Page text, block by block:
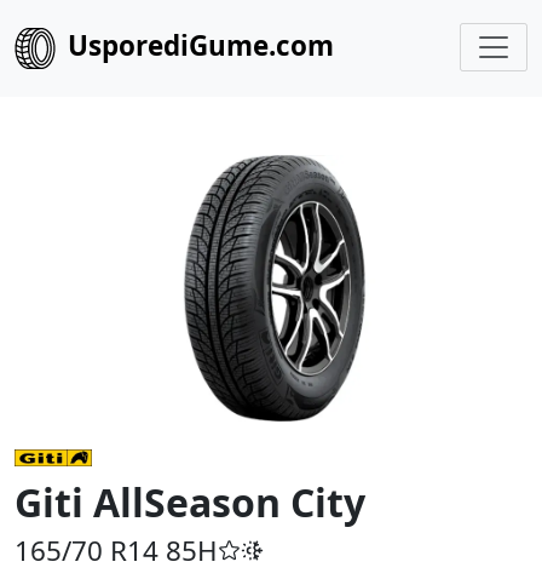
UsporediGume.com
Giti AllSeason City
165/70 R14 85H